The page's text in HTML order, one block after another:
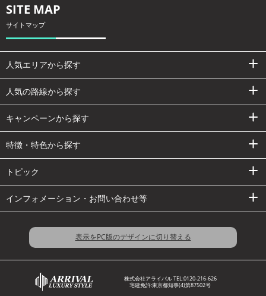
SITE MAP
サイトマップ
人気エリアから探す
人気の路線から探す
キャンペーンから探す
特徴・特色から探す
トピック
インフォメーション・お問い合わせ等
表示をPC版のデザインに切り替える
株式会社アライバル TEL:0120-216-626
宅建免許:東京都知事(4)第87502号